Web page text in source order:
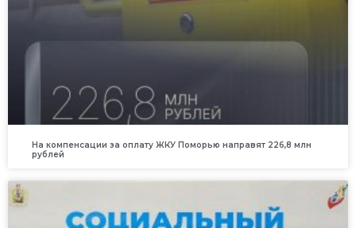
На компенсации за оплату ЖКУ Поморью направят 226,8 млн
рублей